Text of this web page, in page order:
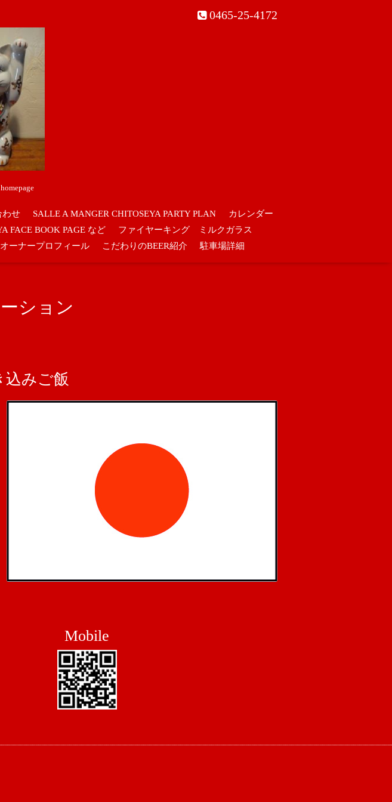
0465-25-4172
わせ SALLE A MANGER CHITOSEYA PARTY PLAN
カレンダー
FACE BOOK PAGE など
ファイヤーキング ミルクガラス
オーナープロフィール こだわりのBEER紹介 駐車場詳細
ション
みご飯
Mobile